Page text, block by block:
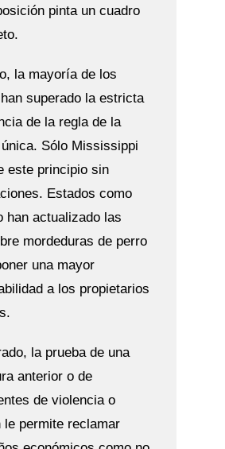
pinta un cuadro
la mayoría de los
superado la estricta
de la regla de la
Sólo Mississippi
este principio sin
Estados como
han actualizado las
mordeduras de perro
una mayor
a los propietarios
la prueba de una
anterior o de
de violencia o
le permite reclamar